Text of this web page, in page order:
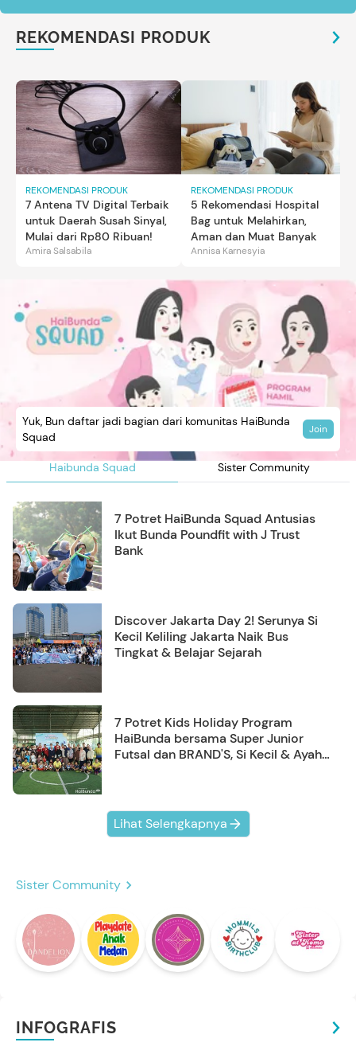
REKOMENDASI PRODUK
REKOMENDASI PRODUK
7 Antena TV Digital Terbaik
untuk Daerah Susah Sinyal,
Mulai dari Rp80 Ribuan!
Amira Salsabila
REKOMENDASI PRODUK
5 Rekomendasi Hospital
Bag untuk Melahirkan,
Aman dan Muat Banyak
Annisa Karnesyia
Haibunda Squad Sister Community
Yuk, Bun daftar jadi bagian dari komunitas HaiBunda
Squad
Join
7 Potret HaiBunda Squad Antusias
Ikut Bunda Poundfit with J Trust
Bank
Discover Jakarta Day 2! Serunya Si
Kecil Keliling Jakarta Naik Bus
Tingkat & Belajar Sejarah
7 Potret Kids Holiday Program
HaiBunda bersama Super Junior
Futsal dan BRAND'S, Si Kecil & Ayah
Lihat Selengkapnya
Sister Community
INFOGRAFIS